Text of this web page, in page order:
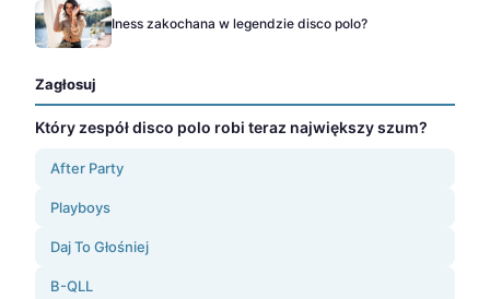
Iness zakochana w legendzie disco polo?
Zagłosuj
Który zespół disco polo robi teraz największy szum?
After Party
Playboys
Daj To Głośniej
B-QLL